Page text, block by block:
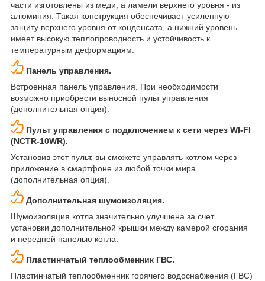
части изготовлены из меди, а ламели верхнего уровня - из
алюминия. Такая конструкция обеспечивает усиленную
защиту верхнего уровня от конденсата, а нижний уровень
имеет высокую теплопроводность и устойчивость к
температурным деформациям.
Панель управления.
Встроенная панель управления. При необходимости
возможно приобрести выносной пульт управления
(дополнительная опция).
Пульт управления с подключением к сети через WI-FI
(NCTR-10WR).
Установив этот пульт, вы сможете управлять котлом через
приложение в смартфоне из любой точки мира
(дополнительная опция).
Дополнительная шумоизоляция.
Шумоизоляция котла значительно улучшена за счет
установки дополнительной крышки между камерой сгорания
и передней панелью котла.
Пластинчатый теплообменник ГВС.
Пластинчатый теплообменник горячего водоснабжения (ГВС)